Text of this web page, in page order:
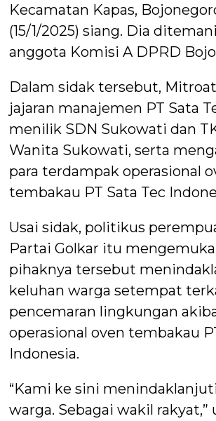
Kecamatan Kapas,
(15/1/2025) siang. Dia
anggota Komisi A DPRD
Dalam sidak tersebut,
jajaran manajemen PT Sata
menilik SDN Sukowati dan
Wanita Sukowati, serta
para terdampak operasional
tembakau PT Sata Tec
Usai sidak, politikus
Partai Golkar itu
pihaknya tersebut
keluhan warga setempat
pencemaran lingkungan
operasional oven tembakau
Indonesia.
“Kami ke sini
warga. Sebagai wakil rakyat,”